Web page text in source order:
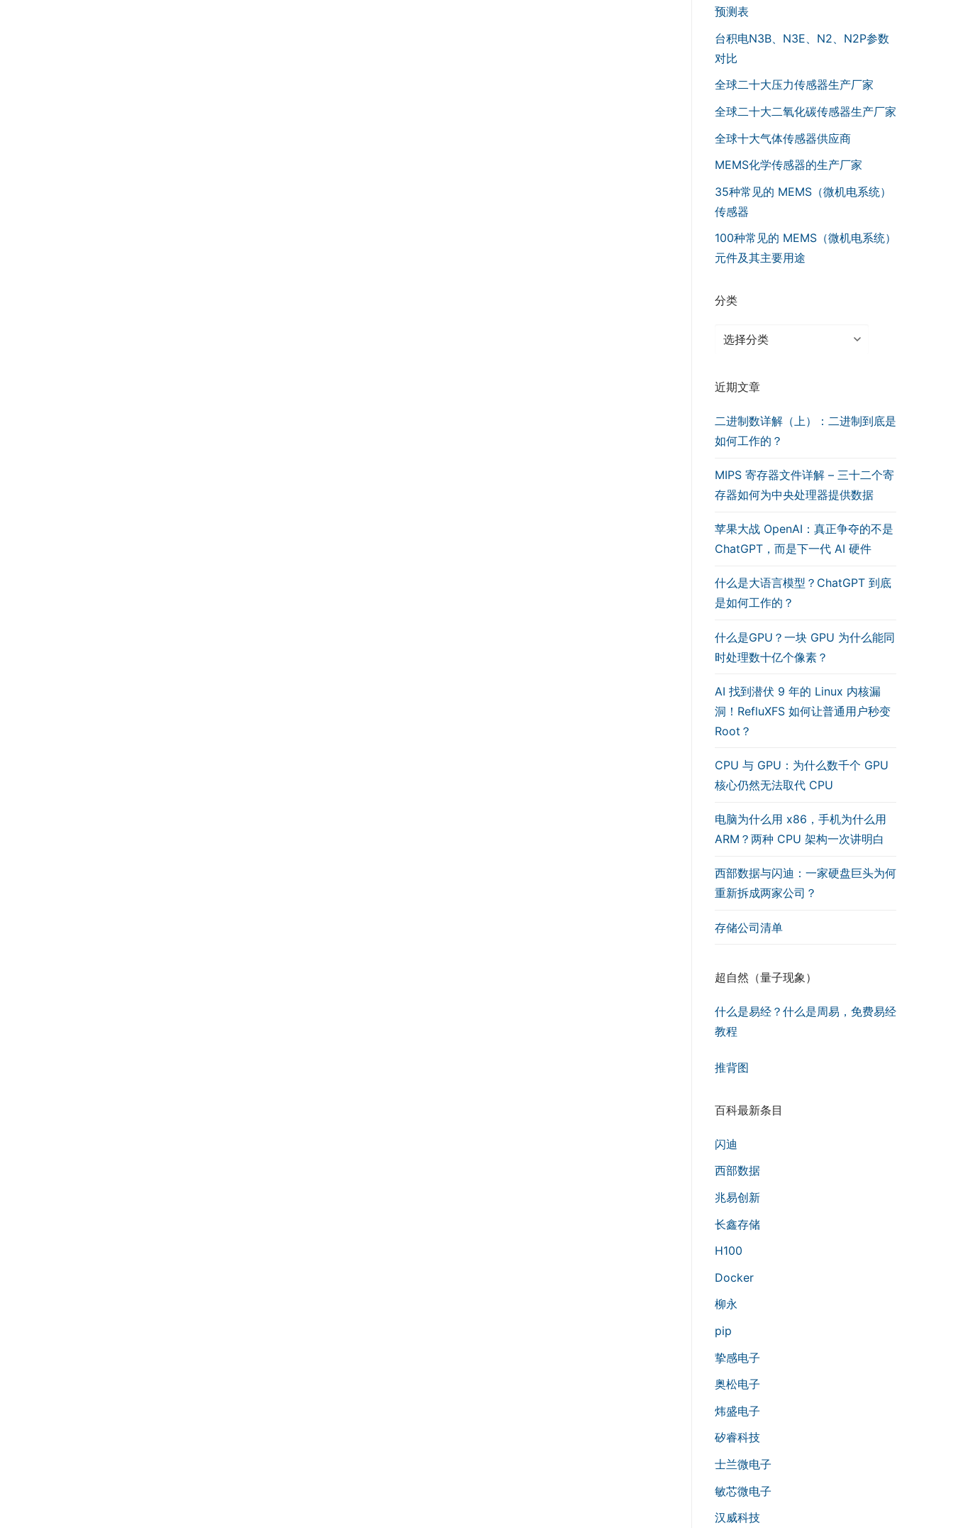
预测表
台积电N3B、N3E、N2、N2P参数
对比
全球二十大压力传感器生产厂家
全球二十大二氧化碳传感器生产厂家
全球十大气体传感器供应商
MEMS化学传感器的生产厂家
35种常见的 MEMS（微机电系统）
传感器
100种常见的 MEMS（微机电系统）
元件及其主要用途
分类
分
近期文章
二进制数详解（上）：二进制到底是
如何工作的？
MIPS 寄存器文件详解 – 三十二个寄
存器如何为中央处理器提供数据
苹果大战 OpenAI：真正争夺的不是
ChatGPT，而是下一代 AI 硬件
什么是大语言模型？ChatGPT 到底
是如何工作的？
什么是GPU？一块 GPU 为什么能同
时处理数十亿个像素？
AI 找到潜伏 9 年的 Linux 内核漏
洞！RefluXFS 如何让普通用户秒变
Root？
CPU 与 GPU：为什么数千个 GPU
核心仍然无法取代 CPU
电脑为什么用 x86，手机为什么用
ARM？两种 CPU 架构一次讲明白
西部数据与闪迪：一家硬盘巨头为何
重新拆成两家公司？
存储公司清单
超自然（量子现象）
什么是易经？什么是周易，免费易经
教程
推背图
百科最新条目
闪迪
西部数据
兆易创新
长鑫存储
H100
Docker
柳永
pip
挚感电子
奥松电子
炜盛电子
矽睿科技
士兰微电子
敏芯微电子
汉威科技